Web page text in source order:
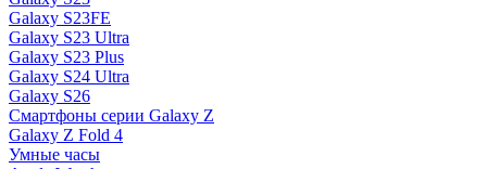
Galaxy S23FE
Galaxy S23 Ultra
Galaxy S23 Plus
Galaxy S24 Ultra
Galaxy S26
Смартфоны серии Galaxy Z
Galaxy Z Fold 4
Умные часы